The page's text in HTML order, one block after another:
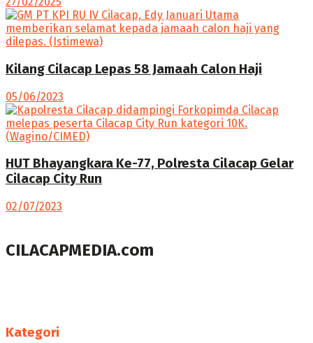
Kilang Cilacap Lepas 58 Jamaah Calon Haji
05/06/2023
HUT Bhayangkara Ke-77, Polresta Cilacap Gelar
Cilacap City Run
02/07/2023
CILACAPMEDIA.com
Kategori